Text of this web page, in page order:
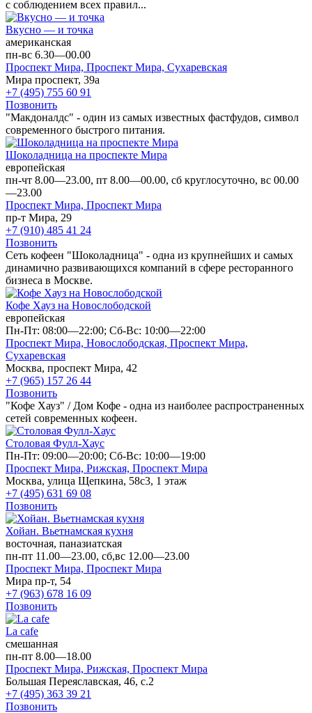
с соблюдением всех правил...
Вкусно — и точка
американская
пн-вс 6.30—00.00
Проспект Мира, Проспект Мира, Сухаревская
Мира проспект, 39а
+7 (495) 755 60 91
Позвонить
"Макдоналдс" - один из самых известных фастфудов, символ
современного быстрого питания.
Шоколадница на проспекте Мира
европейская
пн-чт 8.00—23.00, пт 8.00—00.00, сб круглосуточно, вс 00.00
—23.00
Проспект Мира, Проспект Мира
пр-т Мира, 29
+7 (910) 485 41 24
Позвонить
Сеть кофеен "Шоколадница" - одна из крупнейших и самых
динамично развивающихся компаний в сфере ресторанного
бизнеса в Москве.
Кофе Хауз на Новослободской
европейская
Пн-Пт: 08:00—22:00; Сб-Вс: 10:00—22:00
Проспект Мира, Новослободская, Проспект Мира,
Сухаревская
Москва, проспект Мира, 42
+7 (965) 157 26 44
Позвонить
"Кофе Хауз" / Дом Кофе - одна из наиболее распространенных
сетей современных кофеен.
Столовая Фулл-Хаус
Пн-Пт: 09:00—20:00; Сб-Вс: 10:00—19:00
Проспект Мира, Рижская, Проспект Мира
Москва, улица Щепкина, 58с3, 1 этаж
+7 (495) 631 69 08
Позвонить
Хойан. Вьетнамская кухня
восточная, паназиатская
пн-пт 11.00—23.00, сб,вс 12.00—23.00
Проспект Мира, Проспект Мира
Мира пр-т, 54
+7 (963) 678 16 09
Позвонить
La cafe
смешанная
пн-пт 8.00—18.00
Проспект Мира, Рижская, Проспект Мира
Большая Переяславская, 46, с.2
+7 (495) 363 39 21
Позвонить